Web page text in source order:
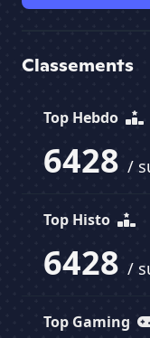
Classements
Top Hebdo
6428 /
Top Histo
6428 /
Top Gaming